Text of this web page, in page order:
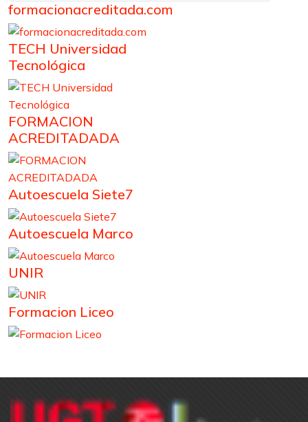
formacionacreditada.com
TECH Universidad
Tecnológica
FORMACION
ACREDITADADA
Autoescuela Siete7
Autoescuela Marco
UNIR
Formacion Liceo